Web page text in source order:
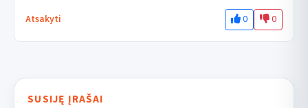
Atsakyti 0 0
SUSIJĘ ĮRAŠAI